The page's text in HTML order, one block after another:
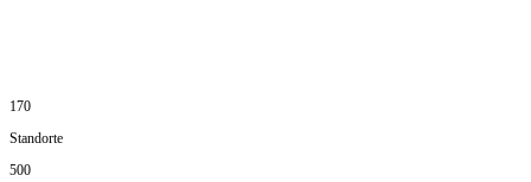
170
Standorte
500